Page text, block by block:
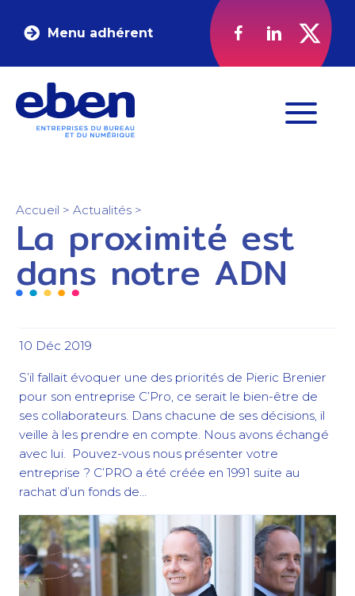
Menu adhérent
Accueil > Actualités >
La proximité est
dans notre ADN
10 Déc 2019
S’il fallait évoquer une des priorités de Pieric Brenier
pour son entreprise C’Pro, ce serait le bien-être de
ses collaborateurs. Dans chacune de ses décisions, il
veille à les prendre en compte. Nous avons échangé
avec lui. Pouvez-vous nous présenter votre
entreprise ? C’PRO a été créée en 1991 suite au
rachat d’un fonds de…